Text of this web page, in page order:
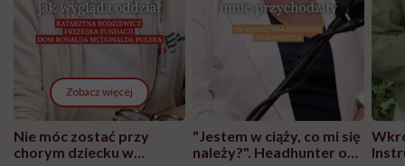
Zobacz więcej
Nie móc zostać przy
chorym dziecku w
"Jestem w ciąży, co mi się
należy?". Headhunter o